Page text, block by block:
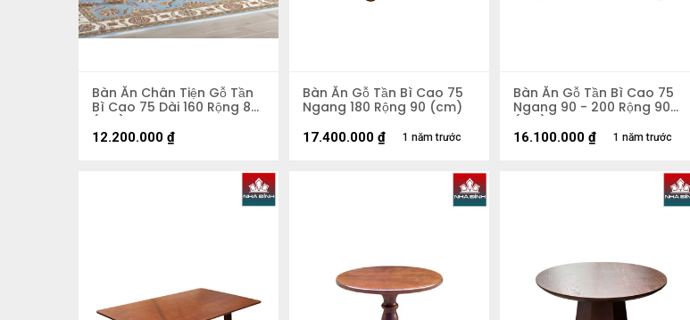
Bàn Ăn Chân Tiện Gỗ Tần
Bì Cao 75 Dài 160 Rộng 80
(cm)
12.200.000 ₫
Bàn Ăn Gỗ Tần Bì Cao 75
Ngang 180 Rộng 90 (cm)
1 năm trước
17.400.000 ₫
Bàn Ăn Gỗ Tần Bì Cao 75
Ngang 90 - 200 Rộng 90
(cm)
1 năm trước
16.100.000 ₫